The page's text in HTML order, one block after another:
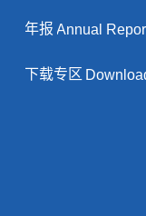
年报 Annual
下载专区